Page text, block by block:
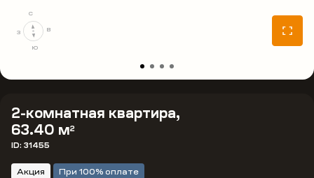
2-комнатная квартира,
63.40 м2
ID: 31455
Акция При 100% оплате
С
В
Ю
З